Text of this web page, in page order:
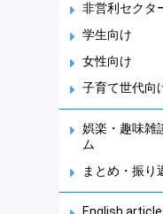
非営利セクタ
学生向け
女性向け
子育て世代向
娯楽・趣味雑
ム
まとめ・振り